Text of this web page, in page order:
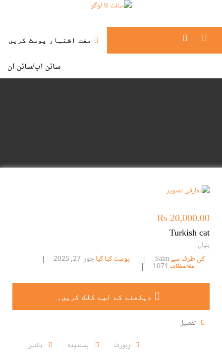
مفت اشتہار پوسٹ کریں
سائن اپ/سائن ان
Rs 20,000.00
Turkish cat
بلیاں
کی طرف سے
پوسٹ کیا گیا جون 27, 2025
ملاحظات
دیکھنے کے لیے کلک کریں۔
تفصیل
بانٹیں
پسندیدہ رپورٹ